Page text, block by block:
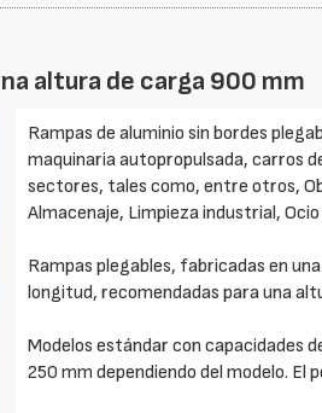
altura de carga 900 mm
Rampas de aluminio sin bordes
maquinaria autopropulsada, carros
sectores, tales como, entre otros,
Almacenaje, Limpieza industrial,
Rampas plegables, fabricadas en
longitud, recomendadas para una
Modelos estándar con capacidades
250 mm dependiendo del modelo.